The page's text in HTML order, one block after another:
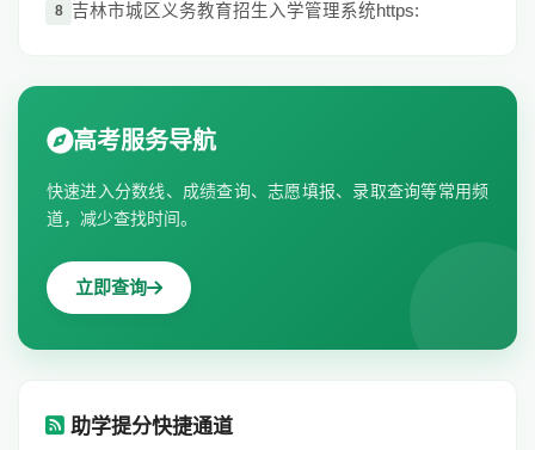
8 吉林市城区义务教育招生入学管理系统https:
高考服务导航
快速进入分数线、成绩查询、志愿填报、录取查询等常用频
道，减少查找时间。
立即查询
助学提分快捷通道